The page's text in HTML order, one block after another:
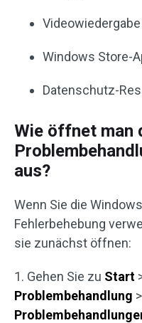
Videowiedergabe
Windows Store-
Datenschutz-
Wie öffnet man
aus?
Wenn Sie die
Fehlerbehebung
sie zunächst öffnen:
1. Gehen Sie zu Start
Problembehandlung >